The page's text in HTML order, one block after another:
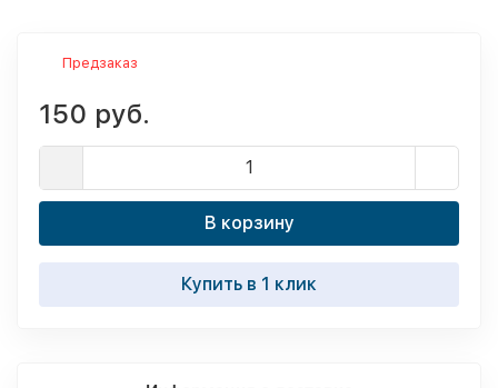
Предзаказ
150 руб.
В корзину
Купить в 1 клик